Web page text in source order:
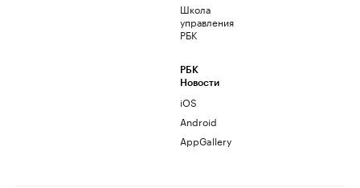
Школа
управления
РБК
РБК
Новости
iOS
Android
AppGallery